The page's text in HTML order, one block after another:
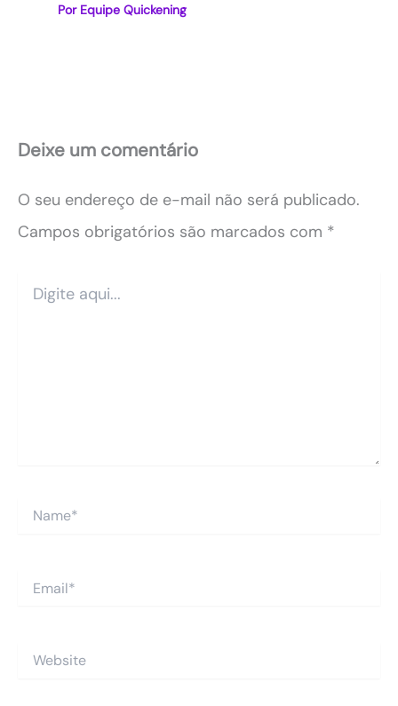
Por Equipe Quickening
Deixe um comentário
O seu endereço de e-mail não será publicado.
Campos obrigatórios são marcados com *
aqui...
Website